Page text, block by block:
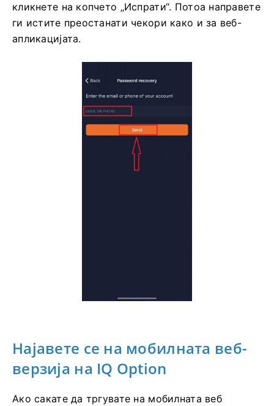
кликнете на копчето „Испрати“. Потоа направете
ги истите преостанати чекори како и за веб-
апликацијата.
Најавете се на мобилната веб-
верзија на IQ Option
Ако сакате да тргувате на мобилната веб